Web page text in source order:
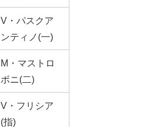
V・パスクア
ンティノ(一)
M・マストロ
ボニ(二)
V・フリシア
(指)